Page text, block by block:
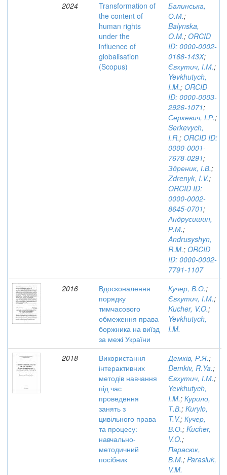
2024
Transformation of
the content of
human rights
under the
inﬂuence of
globalisation
(Scopus)
Балинська,
О.М.;
Balynska,
O.M.; ORCID
ID: 0000-0002-
0168-143X;
Євхутич, І.М.;
Yevkhutych,
I.M.; ORCID
ID: 0000-0003-
2926-1071;
Серкевич, І.Р.;
Serkevych,
I.R.; ORCID ID:
0000-0001-
7678-0291;
Здреник, І.В.;
Zdrenyk, I.V.;
ORCID ID:
0000-0002-
8645-0701;
Андрусишин,
Р.М.;
Andrusyshyn,
R.M.; ORCID
ID: 0000-0002-
7791-1107
2016
Вдосконалення
порядку
тимчасового
обмеження права
боржника на виїзд
за межі України
Кучер, В.О.;
Євхутич, І.М.;
Kucher, V.O.;
Yevkhutych,
I.M.
2018
Використання
інтерактивних
методів навчання
під час
проведення
занять з
цивільного права
та процесу:
навчально-
методичний
посібник
Демків, Р.Я.;
Demkiv, R.Ya.;
Євхутич, І.М.;
Yevkhutych,
I.M.; Курило,
Т.В.; Kurylo,
T.V.; Кучер,
В.О.; Kucher,
V.O.;
Парасюк,
В.М.; Parasiuk,
V.M.